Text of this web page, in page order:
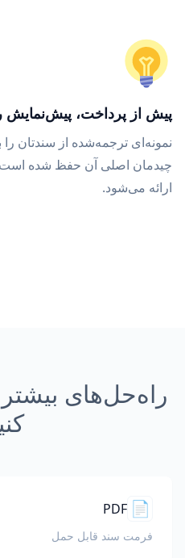
پیش از پرداخت، پیش‌نمایش را
نمونه‌ای ترجمه‌شده از سندتان
چیدمان اصلی آن حفظ شده است.
ارائه می‌شود.
راه‌حل‌های
📄
PDF
فرمت سند قابل حمل